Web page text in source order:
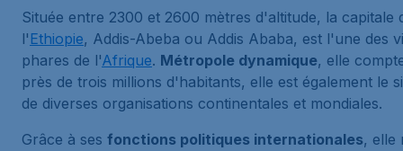
Située entre 2300 et 2600 mètres d'altitude, la capitale
l'Ethiopie, Addis-Abeba ou Addis Ababa, est l'une des
phares de l'Afrique. Métropole dynamique, elle
près de trois millions d'habitants, elle est également le
de diverses organisations continentales et mondiales.
Grâce à ses fonctions politiques internationales, elle